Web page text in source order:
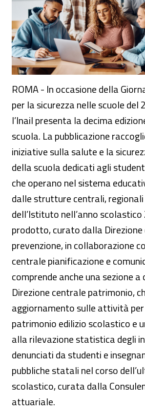
ROMA - In occasione della
per la sicurezza nelle scuole del
l’Inail presenta la decima
scuola. La pubblicazione
iniziative sulla salute e la
della scuola dedicati agli
che operano nel sistema
dalle strutture centrali,
dell’Istituto nell’anno
prodotto, curato dalla
prevenzione, in collaborazione
centrale pianificazione e
comprende anche una sezione a
Direzione centrale patrimonio,
aggiornamento sulle attività
patrimonio edilizio scolastico e
alla rilevazione statistica degli
denunciati da studenti e
pubbliche statali nel corso
scolastico, curata dalla
attuariale.